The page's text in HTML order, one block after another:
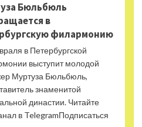
на
сцену
Петербургской
филармонии
Бюльбюль
в
филармонию
в Петербургской
выступит молодой
Муртуза Бюльбюль,
знаменитой
династии. Читайте
в TelegramПодписаться